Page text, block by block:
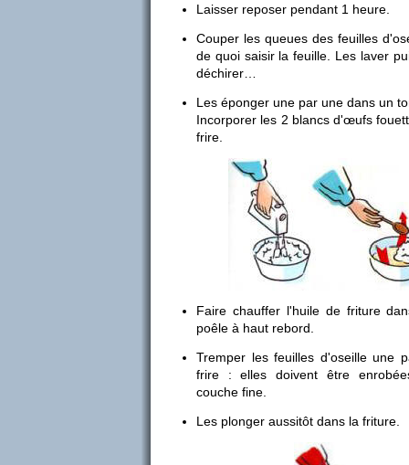
Laisser reposer pendant 1 heure.
Couper les queues des feuilles
de quoi saisir la feuille. Les laver
déchirer…
Les éponger une par une dans un
Incorporer les 2 blancs d'œufs
frire.
Faire chauffer l'huile de friture
poêle à haut rebord.
Tremper les feuilles d'oseille une
frire : elles doivent être
couche fine.
Les plonger aussitôt dans la friture.